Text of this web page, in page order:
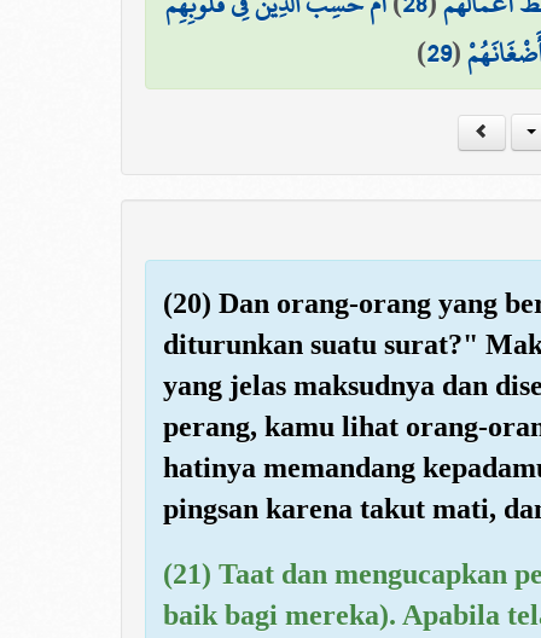
(
29
)
(20) Dan orang-orang yang
diturunkan suatu surat?"
yang jelas maksudnya dan
perang, kamu lihat orang-
hatinya memandang
pingsan karena takut mati,
(21) Taat dan mengucapkan
baik bagi mereka). Apabila